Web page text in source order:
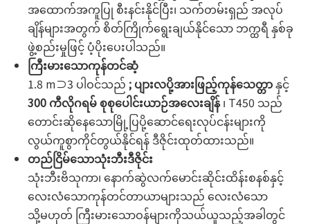
အထောက်အကူပြု စီးနင်းနိုင်ပြီး၊ သက်တမ်းရှည် အလုပ်
ချိန်များအတွက် စိတ်ကြိုက်ရွေးချယ်နိုင်သော ဘက္ထရီ နှစ်ခု
ဖွဲ့စည်းမှုဖြင့် ပံ့ပိုးပေးပါသည်။
ကြီးမားသောကုန်တင်ဆံ့
1.8 m⊃3 ပါဝင်သည် ; ပျားလပို့အားဖြည့်ကုန်သေတ္တာနှင့်
300 ကီလိုဂရမ် စုစုပေါင်းယာဉ်အလေးချိန်၊ T450 သည်
တောင်းဆိုနေသောမြို့ပြပို့ဆောင်ရေးလုပ်ငန်းများကို
လွယ်ကူစွာကိုင်တွယ်နိုင်ရန် ဒီဇိုင်းထုတ်ထားသည်။
တည်ငြိမ်သောသုံးဘီးဒီဇိုင်း
သုံးဘီးဗိသုကာ၊ နောက်ဆွဲလက်မောင်းဆိုင်းထိန်းစနစ်နှင့်
လေးလံသောကုန်တင်တာယာများသည် လေးလံသော
သို့မဟုတ် ကြီးမားသောဝန်များကိုသယ်ယူသည့်အခါတွင်